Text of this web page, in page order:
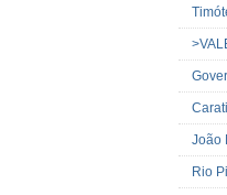
João
Rio